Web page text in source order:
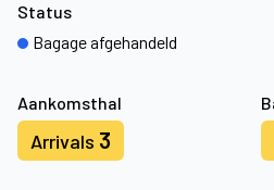
Aankomsthal
Arrivals 3
Status
Bagage afgehandeld